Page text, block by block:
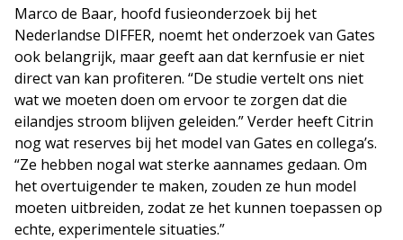
Marco de Baar, hoofd fusieonderzoek bij het
Nederlandse DIFFER, noemt het onderzoek van Gates
ook belangrijk, maar geeft aan dat kernfusie er niet
direct van kan profiteren. “De studie vertelt ons niet
wat we moeten doen om ervoor te zorgen dat die
eilandjes stroom blijven geleiden.” Verder heeft Citrin
nog wat reserves bij het model van Gates en collega’s.
“Ze hebben nogal wat sterke aannames gedaan. Om
het overtuigender te maken, zouden ze hun model
moeten uitbreiden, zodat ze het kunnen toepassen op
echte, experimentele situaties.”